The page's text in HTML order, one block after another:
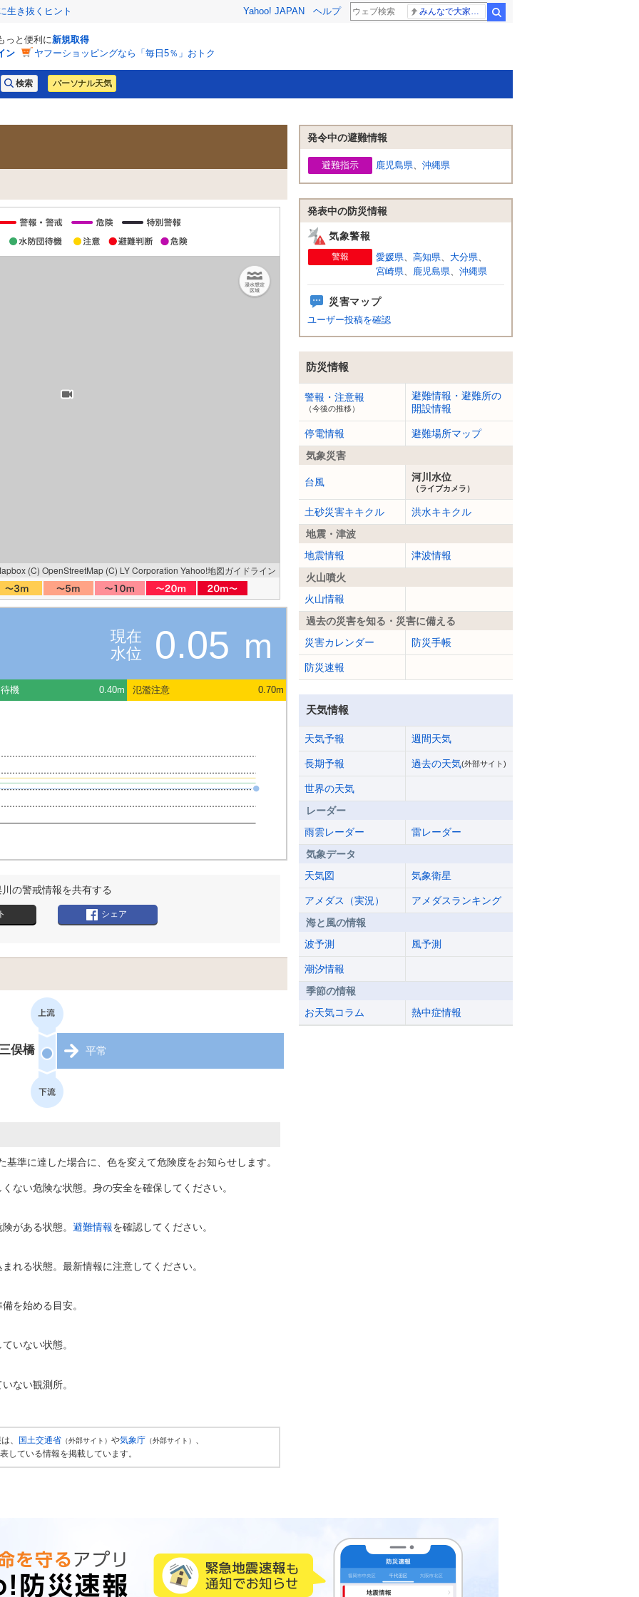
き抜くヒント Yahoo! JAPAN ヘルプ
っと便利に新規取得
ン
ヤフーショッピングなら「毎日5％」おトク
パーソナル天気
(C) OpenStreetMap (C) LY Corporation Yahoo!地図ガイドライン
現在
水位
0.05 m
機 0.40m 氾濫注意 0.70m
の警戒情報を共有する
シェア
俣橋 平常
準に達した場合に、色を変えて危険度をお知らせします。
ない危険な状態。身の安全を確保してください。
がある状態。 避難情報を確認してください。
れる状態。最新情報に注意してください。
を始める目安。
いない状態。
ない観測所。
、 国土交通省 （外部サイト） や気象庁 （外部サイト） 、
している情報を掲載しています。
発令中の避難情報
避難指示 鹿児島県、 沖縄県
発表中の防災情報
気象警報
警報 愛媛県、 高知県、 大分県、
宮崎県、 鹿児島県、 沖縄県
災害マップ
ユーザー投稿を確認
防災情報
警報・注意報
（今後の推移）
避難情報・避難所の
開設情報
停電情報
避難場所マップ
気象災害
台風 河川水位
（ライブカメラ）
土砂災害キキクル
洪水キキクル
地震・津波
地震情報
津波情報
火山噴火
火山情報
過去の災害を知る・災害に備える
災害カレンダー
防災手帳
防災速報
天気情報
天気予報 週間天気
長期予報 過去の天気(外部サイト)
世界の天気
レーダー
雨雲レーダー
雷レーダー
気象データ
天気図
気象衛星
アメダス（実況）
アメダスランキング
海と風の情報
波予測
風予測
潮汐情報
季節の情報
お天気コラム
熱中症情報